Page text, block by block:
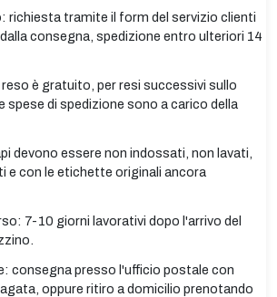
richiesta tramite il form del servizio clienti
consegna, spedizione entro ulteriori 14
è gratuito, per resi successivi sullo
spese di spedizione sono a carico della
devono essere non indossati, non lavati,
e con le etichette originali ancora
7-10 giorni lavorativi dopo l'arrivo del
consegna presso l'ufficio postale con
oppure ritiro a domicilio prenotando